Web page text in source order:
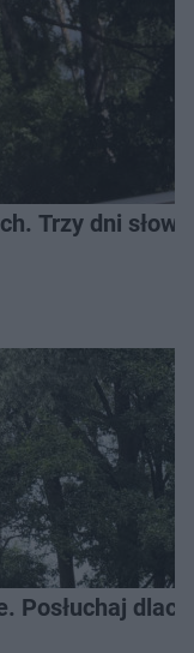
Trzy dni
Posłuchaj